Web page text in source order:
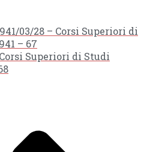
03/28 – Corsi Superiori di
– 67
Superiori di Studi